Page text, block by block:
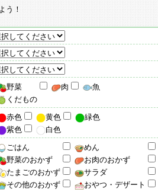
う！
野菜 肉
魚
くだもの
赤色 黄色
緑色
紫色
白色
ごはん
めん
野菜のおかず
お肉のおかず
たまごのおかず
サラダ
その他のおかず
おやつ・デザート